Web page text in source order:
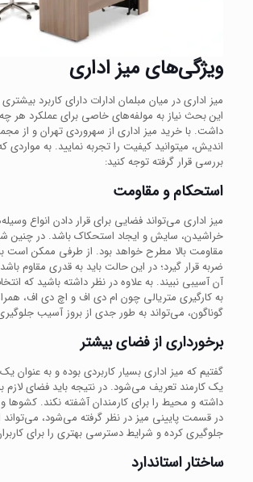
ویژگی‌های میز اداری
میز اداری در میان مبلمان ادارات دارای کاربرد
این بحث نیاز به مولفه‌های خاصی برای عملکرد هر
داشت. با خرید میز اداری از سهروردی تهران و از
اندیش، میتوانید کیفیت را تجربه نمایید. به مواردی
بررسی قرار گرفته توجه کنید:
استحکام و مقاومت
میز اداری می‌تواند فضایی برای قرار دادن انواع
خراشیدن، سایش و ایجاد استحکاک باشد. در چنین
مقاومت بالا مطرح خواهد بود. از طرفی ممکن است
ضربه قرار گیرد؛ در این حالت باید به قدری مقاوم
آن آسیبی نبیند. به علاوه در نظر داشته باشید که
به کارگیری متریالی چون ام دی اف و اچ دی اف،
گوناگون، می‌تواند به طور جدی از بروز آسیب
برخورداری از فضای بیشتر
گفتیم که میز اداری بسیار کاربردی بوده و به عنوان
یک کارمند تعریف می‌شود. در نتیجه باید فضای لازم
داشته و محیط را برای کارمندان آشفته نکند.
در قسمت پایینی میز در نظر گرفته می‌شود، می‌تواند
جلوگیری کرده و شرایط دسترسی بهتری را برای
ساختار استاندارد